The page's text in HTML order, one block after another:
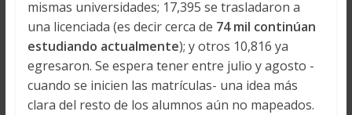
mismas universidades; 17,395 se trasladaron a
una licenciada (es decir cerca de 74 mil continúan
estudiando actualmente); y otros 10,816 ya
egresaron. Se espera tener entre julio y agosto -
cuando se inicien las matrículas- una idea más
clara del resto de los alumnos aún no mapeados.